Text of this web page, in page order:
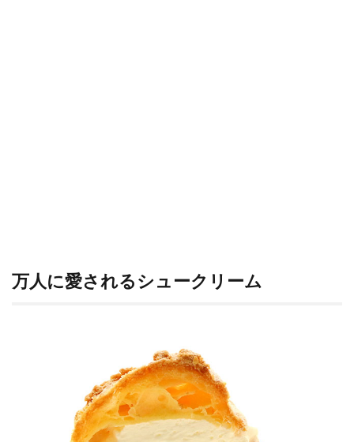
万人に愛されるシュークリーム